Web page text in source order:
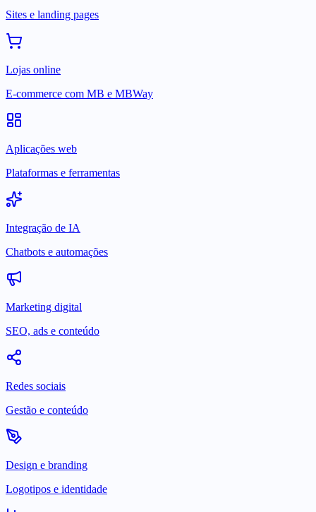
Sites e landing pages
Lojas online
E-commerce com MB e MBWay
Aplicações web
Plataformas e ferramentas
Integração de IA
Chatbots e automações
Marketing digital
SEO, ads e conteúdo
Redes sociais
Gestão e conteúdo
Design e branding
Logotipos e identidade